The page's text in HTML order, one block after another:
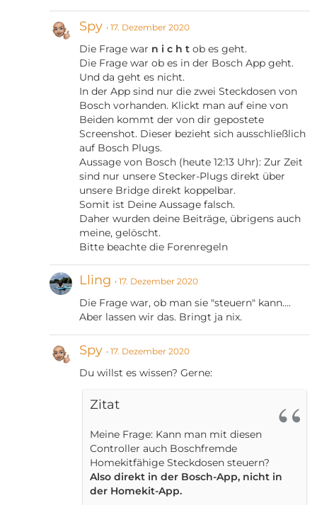
Spy 17. Dezember 2020
Die Frage war n i c h t ob es geht.
Die Frage war ob es in der Bosch App geht.
Und da geht es nicht.
In der App sind nur die zwei Steckdosen von
Bosch vorhanden. Klickt man auf eine von
Beiden kommt der von dir gepostete
Screenshot. Dieser bezieht sich ausschließlich
auf Bosch Plugs.
Aussage von Bosch (heute 12:13 Uhr): Zur Zeit
sind nur unsere Stecker-Plugs direkt über
unsere Bridge direkt koppelbar.
Somit ist Deine Aussage falsch.
Daher wurden deine Beiträge, übrigens auch
meine, gelöscht.
Bitte beachte die Forenregeln
Lling 17. Dezember 2020
Die Frage war, ob man sie "steuern" kann....
Aber lassen wir das. Bringt ja nix.
Spy 17. Dezember 2020
Du willst es wissen? Gerne:
Zitat
Meine Frage: Kann man mit diesen
Controller auch Boschfremde
Homekitfähige Steckdosen steuern?
Also direkt in der Bosch-App, nicht in
der Homekit-App.